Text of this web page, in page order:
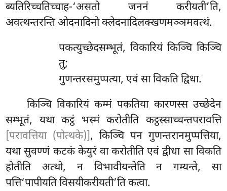
ब्यतिरिच्चतिच्चाह-‘असतो जननं करीयती’ति,
अवत्थन्तरन्ति ओदनादिनो क्लेदनादिलक्खणमञ्ञमवत्थं.
पकत्युच्छेदसम्भूतं, विकारियं किञ्चि किञ्चि
तु;
गुणन्तरसमुप्पत्या, एवं सा विकति द्विधा.
किञ्चि विकारियं कम्मं पकतिया कारणस्स उच्छेदेन
सम्भूतं, यथाकट्ठं भस्मं करोतीति कट्ठस्साच्चन्तपरावत्ति
[परावत्तिया (पोत्थके)], किञ्चि पन गुणन्तरानमुप्पत्तिया,
यथा सुवण्णं कटकं केयुरं वा करोतीति एवं द्वीधा सा विकति
होतीति अत्थो, न विभावीयन्तेति न गम्यन्ते, सा
पत्ति‘पापीयति विसयीकरीयती’ति कत्वा.